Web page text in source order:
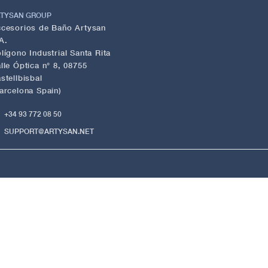
GROUP
de Baño Artysan
Industrial Santa Rita
Óptica n° 8, 08755
Spain)
+34 93 772 08 50
SUPPORT@ARTYSAN.NET